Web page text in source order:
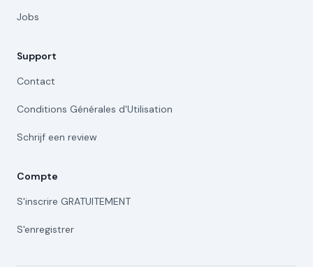
Jobs
Support
Contact
Conditions Générales d'Utilisation
Schrijf een review
Compte
S'inscrire GRATUITEMENT
S'enregistrer